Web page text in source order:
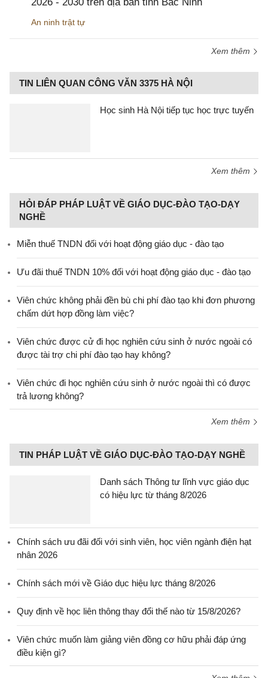
An ninh trật tự
Xem thêm
TIN LIÊN QUAN CÔNG VĂN 3375 HÀ NỘI
Học sinh Hà Nội tiếp tục học trực tuyến
Xem thêm
HỎI ĐÁP PHÁP LUẬT VỀ GIÁO DỤC-ĐÀO TẠO-DẠY
NGHỀ
Miễn thuế TNDN đối với hoạt động giáo dục - đào tạo
Ưu đãi thuế TNDN 10% đối với hoạt động giáo dục - đào tạo
Viên chức không phải đền bù chi phí đào tạo khi đơn phương
chấm dứt hợp đồng làm việc?
Viên chức được cử đi học nghiên cứu sinh ở nước ngoài có
được tài trợ chi phí đào tạo hay không?
Viên chức đi học nghiên cứu sinh ở nước ngoài thì có được
trả lương không?
Xem thêm
TIN PHÁP LUẬT VỀ GIÁO DỤC-ĐÀO TẠO-DẠY NGHỀ
Danh sách Thông tư lĩnh vực giáo dục
có hiệu lực từ tháng 8/2026
Chính sách ưu đãi đối với sinh viên, học viên ngành điện hạt
nhân 2026
Chính sách mới về Giáo dục hiệu lực tháng 8/2026
Quy định về học liên thông thay đổi thế nào từ 15/8/2026?
Viên chức muốn làm giảng viên đồng cơ hữu phải đáp ứng
điều kiện gì?